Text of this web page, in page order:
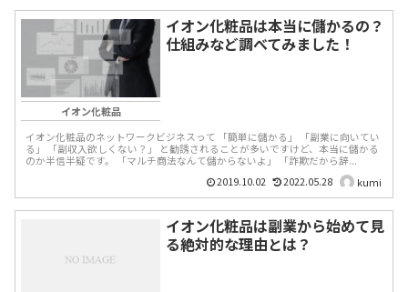
イオン化粧品
イオン化粧品は本当に儲かるの？
仕組みなど調べてみました！
イオン化粧品のネットワークビジネスって 「簡単に儲かる」 「副業に向いてい
る」 「副収入欲しくない？」 と勧誘されることが多いですけど、本当に儲かる
のか半信半疑です。 「マルチ商法なんて儲からないよ」 「詐欺だから辞...
2019.10.02
2022.05.28 kumi
イオン化粧品は副業から始めて見
る絶対的な理由とは？